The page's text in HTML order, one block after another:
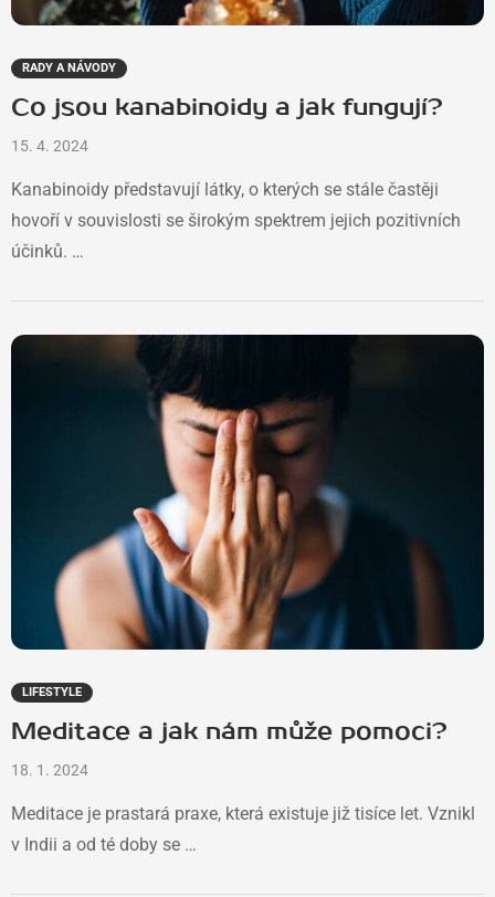
RADY A NÁVODY
Co jsou kanabinoidy a jak fungují?
15. 4. 2024
Kanabinoidy představují látky, o kterých se stále častěji
hovoří v souvislosti se širokým spektrem jejich pozitivních
účinků. …
LIFESTYLE
Meditace a jak nám může pomoci?
18. 1. 2024
Meditace je prastará praxe, která existuje již tisíce let. Vznikl
v Indii a od té doby se …